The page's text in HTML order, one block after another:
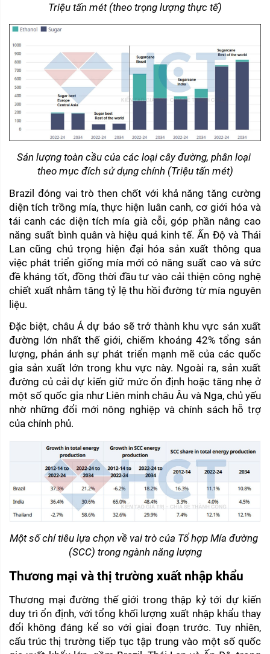
Triệu tấn mét (theo trọng lượng thực tế)
Sản lượng toàn cầu của các loại cây đường, phân loại
theo mục đích sử dụng chính (Triệu tấn mét)
Brazil đóng vai trò then chốt với khả năng tăng cường
diện tích trồng mía, thực hiện luân canh, cơ giới hóa và
tái canh các diện tích mía già cỗi, góp phần nâng cao
năng suất bình quân và hiệu quả kinh tế. Ấn Độ và Thái
Lan cũng chú trọng hiện đại hóa sản xuất thông qua
việc phát triển giống mía mới có năng suất cao và sức
đề kháng tốt, đồng thời đầu tư vào cải thiện công nghệ
chiết xuất nhằm tăng tỷ lệ thu hồi đường từ mía nguyên
liệu.
Đặc biệt, châu Á dự báo sẽ trở thành khu vực sản xuất
đường lớn nhất thế giới, chiếm khoảng 42% tổng sản
lượng, phản ánh sự phát triển mạnh mẽ của các quốc
gia sản xuất lớn trong khu vực này. Ngoài ra, sản xuất
đường củ cải dự kiến giữ mức ổn định hoặc tăng nhẹ ở
một số quốc gia như Liên minh châu Âu và Nga, chủ yếu
nhờ những đổi mới nông nghiệp và chính sách hỗ trợ
của chính phủ.
Một số chỉ tiêu lựa chọn về vai trò của Tổ hợp Mía đường
(SCC) trong ngành năng lượng
Thương mại và thị trường xuất nhập khẩu
Thương mại đường thế giới trong thập kỷ tới dự kiến
duy trì ổn định, với tổng khối lượng xuất nhập khẩu thay
đổi không đáng kể so với giai đoạn trước. Tuy nhiên,
cấu trúc thị trường tiếp tục tập trung vào một số quốc